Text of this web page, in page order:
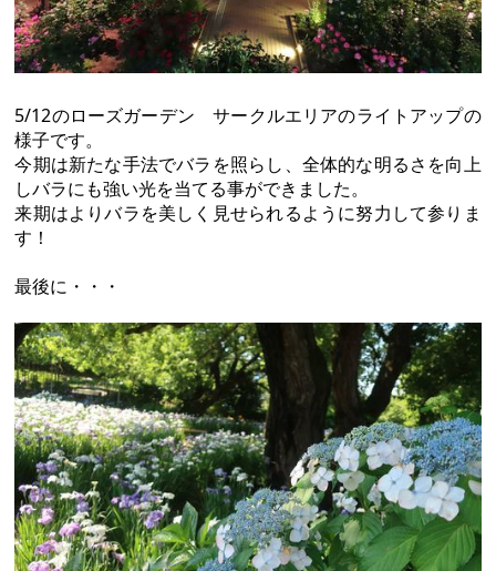
5/12のローズガーデン サークルエリアのライトアップの
様子です。
今期は新たな手法でバラを照らし、全体的な明るさを向上
しバラにも強い光を当てる事ができました。
来期はよりバラを美しく見せられるように努力して参りま
す！
最後に・・・